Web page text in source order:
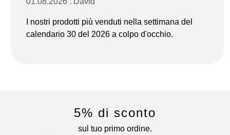
I nostri prodotti più venduti nella settimana del
calendario 30 del 2026 a colpo d'occhio.
5% di sconto
sul tuo primo ordine.